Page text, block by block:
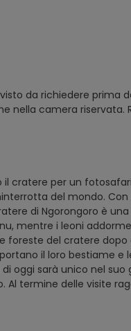
da richiedere prima
nella camera riservata.
cratere per un
del mondo.
di Ngorongoro è
mentre i leoni
del cratere
il loro bestiame e
oggi sarà unico nel suo
termine delle visite